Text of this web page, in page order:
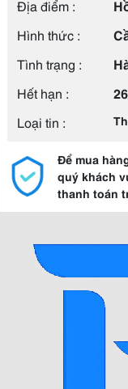
Địa điểm :
Hình thức :
Tình trạng :
Hết hạn :
Loại tin :
Để mua
quý khách
thanh toán